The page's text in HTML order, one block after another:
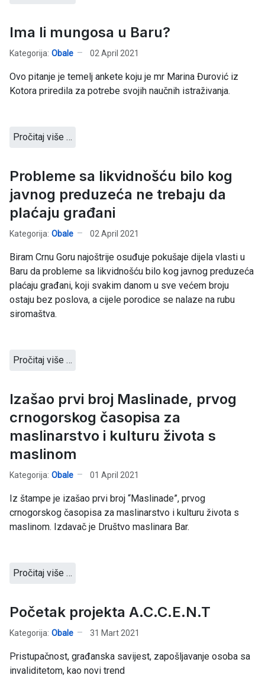
Ima li mungosa u Baru?
Kategorija: Obale 02 April 2021
Ovo pitanje je temelj ankete koju je mr Marina Đurović iz
Kotora priredila za potrebe svojih naučnih istraživanja.
Pročitaj više …
Probleme sa likvidnošću bilo kog
javnog preduzeća ne trebaju da
plaćaju građani
Kategorija: Obale 02 April 2021
Biram Crnu Goru najoštrije osuđuje pokušaje dijela vlasti u
Baru da probleme sa likvidnošću bilo kog javnog preduzeća
plaćaju građani, koji svakim danom u sve većem broju
ostaju bez poslova, a cijele porodice se nalaze na rubu
siromaštva.
Pročitaj više …
Izašao prvi broj Maslinade, prvog
crnogorskog časopisa za
maslinarstvo i kulturu života s
maslinom
Kategorija: Obale 01 April 2021
Iz štampe je izašao prvi broj “Maslinade”, prvog
crnogorskog časopisa za maslinarstvo i kulturu života s
maslinom. Izdavač je Društvo maslinara Bar.
Pročitaj više …
Početak projekta A.C.C.E.N.T
Kategorija: Obale 31 Mart 2021
Pristupačnost, građanska savijest, zapošljavanje osoba sa
invaliditetom, kao novi trend